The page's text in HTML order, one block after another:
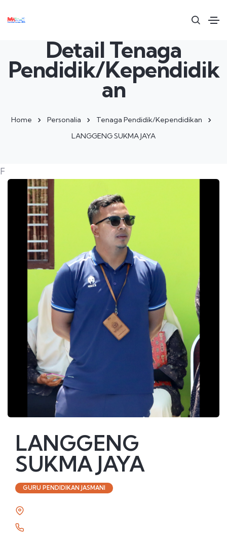
Detail Tenaga
Pendidik/Kependidik
an
Home Personalia
Tenaga Pendidik/Kependidikan
LANGGENG SUKMA JAYA
F
LANGGENG
SUKMA JAYA
GURU PENDIDIKAN JASMANI